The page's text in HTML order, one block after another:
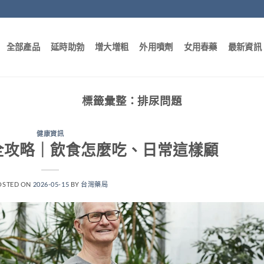
全部產品 延時助勃 增大增粗 外用噴劑 女用春藥 最新資訊
標籤彙整：排尿問題
健康資訊
略｜飲食怎麼吃、日常這樣顧
ON 2026-05-15 BY 台灣藥局